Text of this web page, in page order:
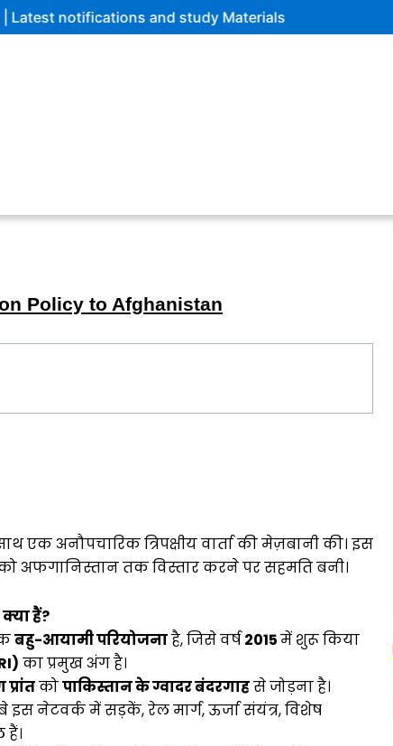
and study Materials
Policy to Afghanistan
अनौपचारिक त्रिपक्षीय वार्ता की मेज़बानी की। इस
को अफगानिस्तान तक विस्तार करने पर सहमति बनी।
हैं?
बहु-आयामी परियोजनाहै, जिसे वर्ष2015में शुरू किया
का प्रमुख अंग है।
कोपाकिस्तान के ग्वादर बंदरगाहसे जोड़ना है।
इस नेटवर्क में सड़कें, रेल मार्ग, ऊर्जा संयंत्र, विशेष